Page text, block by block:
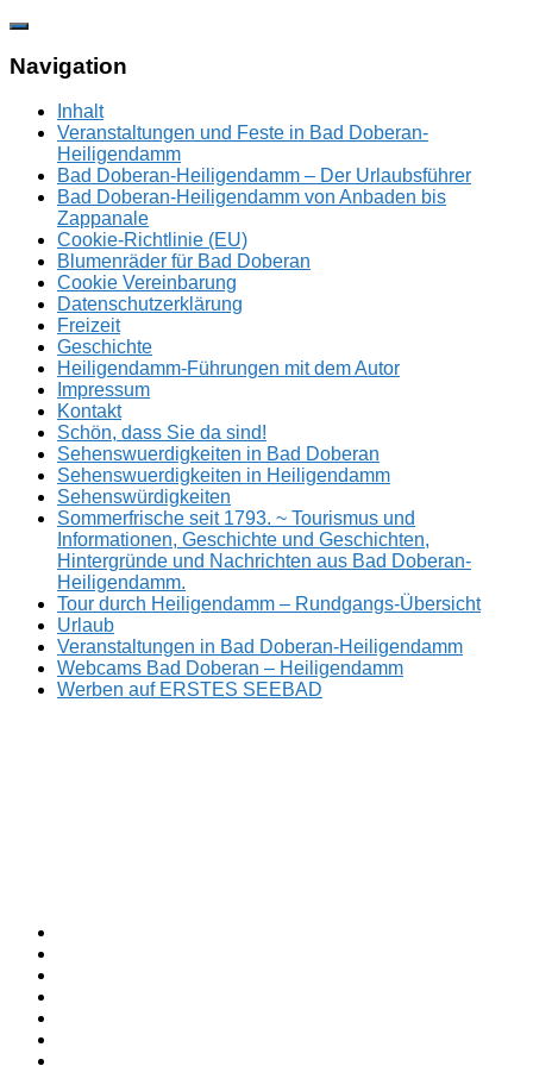
Zum
springen
Navigation
Inhalt
Veranstaltungen und Feste in Bad Doberan-
Heiligendamm
Bad Doberan-Heiligendamm – Der Urlaubsführer
Bad Doberan-Heiligendamm von Anbaden bis
Zappanale
Cookie-Richtlinie (EU)
Blumenräder für Bad Doberan
Cookie Vereinbarung
Datenschutzerklärung
Freizeit
Geschichte
Heiligendamm-Führungen mit dem Autor
Impressum
Kontakt
Schön, dass Sie da sind!
Sehenswuerdigkeiten in Bad Doberan
Sehenswuerdigkeiten in Heiligendamm
Sehenswürdigkeiten
Sommerfrische seit 1793. ~ Tourismus und
Informationen, Geschichte und Geschichten,
Hintergründe und Nachrichten aus Bad Doberan-
Heiligendamm.
Tour durch Heiligendamm – Rundgangs-Übersicht
Urlaub
Veranstaltungen in Bad Doberan-Heiligendamm
Webcams Bad Doberan – Heiligendamm
Werben auf ERSTES SEEBAD
ERSTES
SEEBAD
Sommerfrische
seit
1793.